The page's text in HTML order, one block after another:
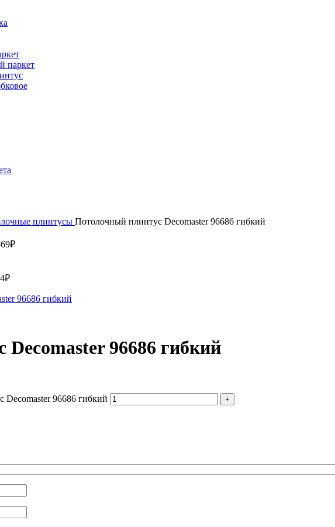
паркет
плинтусы Потолочный плинтус Decomaster 96686 гибкий
₽
₽
96686 гибкий
Decomaster 96686 гибкий